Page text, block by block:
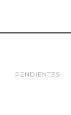
PENDIENTES